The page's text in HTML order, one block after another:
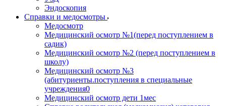
Эндоскопия
Справки и медосмотры
Медосмотр
Медицинский осмотр №1(перед поступлением в
садик)
Медицинский осмотр №2 (перед поступлением в
школу)
Медицинский осмотр №3
(абитуриенты.поступления в специальные
учреждения0
Медицинский осмотр дети 1мес